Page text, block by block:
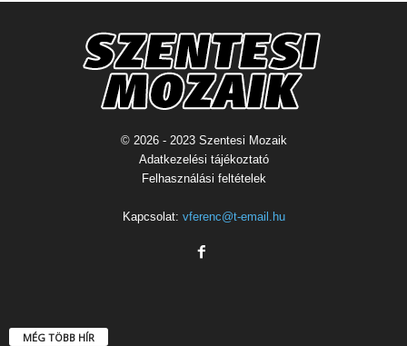
© 2026 - 2023 Szentesi Mozaik
Adatkezelési tájékoztató
Felhasználási feltételek
Kapcsolat: vferenc@t-email.hu
MÉG TÖBB HÍR